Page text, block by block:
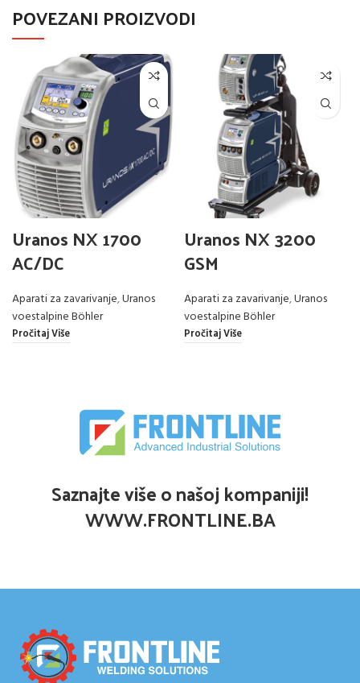
POVEZANI PROIZVODI
Uranos NX 1700
AC/DC
Aparati za zavarivanje,Uranos
voestalpine Böhler
Pročitaj Više
Uranos NX 3200
GSM
Aparati za zavarivanje,Uranos
voestalpine Böhler
Pročitaj Više
Saznajte više o našoj kompaniji!
WWW.FRONTLINE.BA